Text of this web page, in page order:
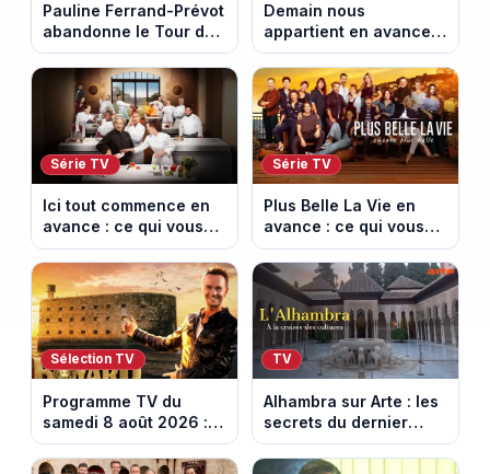
Pauline Ferrand-Prévot
abandonne le Tour de
France Femmes avant
la 8e étape
Demain nous
appartient en avance :
ce qui vous attend la
semaine du 10 au 14
août 2026 (spoiler)
Série TV
Ici tout commence en
avance : ce qui vous
attend la semaine du
10 au 14 août 2026
(spoiler)
Série TV
Plus Belle La Vie en
avance : ce qui vous
attend la semaine du
10 au 14 août 2026
(spoiler)
Sélection TV
Programme TV du
samedi 8 août 2026 :
notre sélection pour
votre soirée télé
TV
Alhambra sur Arte : les
secrets du dernier
sultanat musulman
d’Espagne